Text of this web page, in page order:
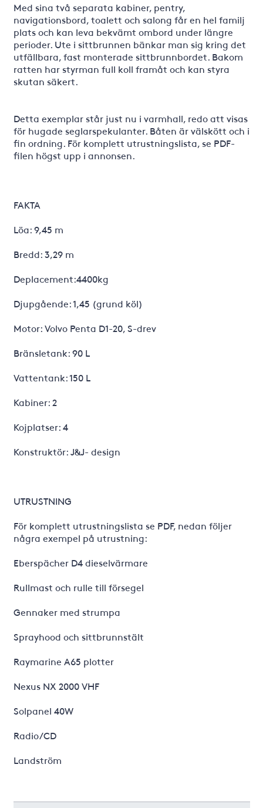
Med sina två separata kabiner, pentry,
navigationsbord, toalett och salong får en hel familj
plats och kan leva bekvämt ombord under längre
perioder. Ute i sittbrunnen bänkar man sig kring det
utfällbara, fast monterade sittbrunnbordet. Bakom
ratten har styrman full koll framåt och kan styra
skutan säkert.
Detta exemplar står just nu i varmhall, redo att visas
för hugade seglarspekulanter. Båten är välskött och i
fin ordning. För komplett utrustningslista, se PDF-
filen högst upp i annonsen.
FAKTA
Löa: 9,45 m
Bredd: 3,29 m
Deplacement:4400kg
Djupgående: 1,45 (grund köl)
Motor: Volvo Penta D1-20, S-drev
Bränsletank: 90 L
Vattentank: 150 L
Kabiner: 2
Kojplatser: 4
Konstruktör: J&J- design
UTRUSTNING
För komplett utrustningslista se PDF, nedan följer
några exempel på utrustning:
Eberspächer D4 dieselvärmare
Rullmast och rulle till försegel
Gennaker med strumpa
Sprayhood och sittbrunnstält
Raymarine A65 plotter
Nexus NX 2000 VHF
Solpanel 40W
Radio/CD
Landström